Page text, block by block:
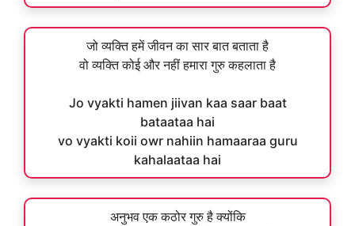
जो व्यक्ति हमें जीवन का सार बात बताता है
वो व्यक्ति कोई और नहीं हमारा गुरु कहलाता है
Jo vyakti hamen jiivan kaa saar baat
bataataa hai
vo vyakti koii owr nahiin hamaaraa guru
kahalaataa hai
अनुभव एक कठोर गुरु है क्योंकि